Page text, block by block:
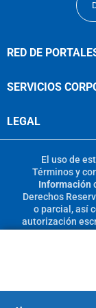
RED DE
SERVICIOS
LEGAL
El uso de
Términos y
Información
Derechos
o parcial, así
autorización